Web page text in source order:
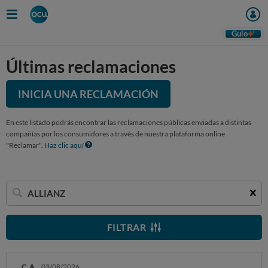
Guio
Últimas reclamaciones
INICIA UNA RECLAMACIÓN
En este listado podrás encontrar las reclamaciones públicas enviadas a distintas
compañías por los consumidores a través de nuestra plataforma online
"Reclamar". Haz clic aquí
Buscar
una
empresa
FILTRAR